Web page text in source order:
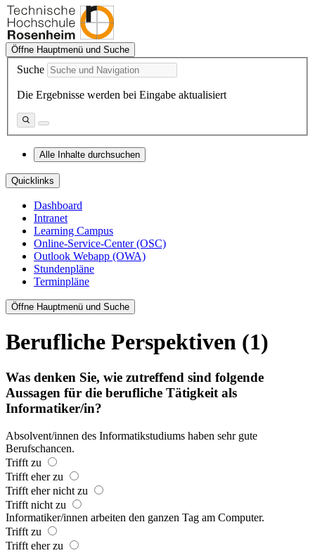
Öffne Hauptmenü und Suche
Suche
Die Ergebnisse werden bei Eingabe aktualisiert
Alle Inhalte durchsuchen
Quicklinks
Dashboard
Intranet
Learning Campus
Online-Service-Center (OSC)
Outlook Webapp (OWA)
Stundenpläne
Terminpläne
Öffne Hauptmenü und Suche
Berufliche Perspektiven (1)
Was denken Sie, wie zutreffend sind folgende
Aussagen für die berufliche Tätigkeit als
Informatiker/in?
Absolvent/innen des Informatikstudiums haben sehr gute
Berufschancen.
Trifft zu
Trifft eher zu
Trifft eher nicht zu
Trifft nicht zu
Informatiker/innen arbeiten den ganzen Tag am Computer.
Trifft zu
Trifft eher zu